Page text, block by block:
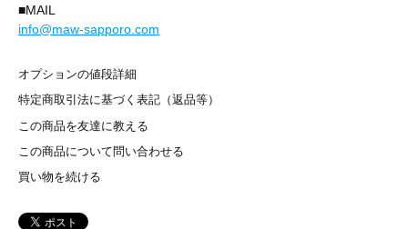
■MAIL
info@maw-sapporo.com
オプションの値段詳細
特定商取引法に基づく表記（返品等）
この商品を友達に教える
この商品について問い合わせる
買い物を続ける